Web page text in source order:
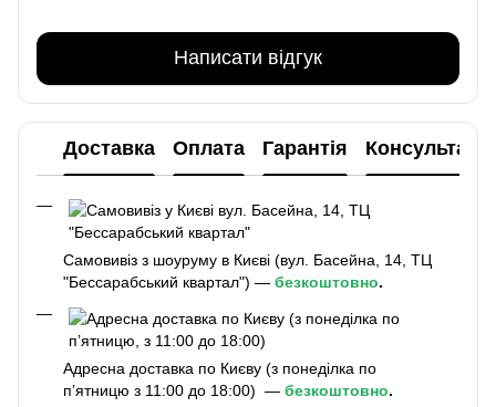
Написати відгук
Доставка Оплата Гарантія Консультація
Самовивіз з шоуруму в Києві (вул. Басейна, 14, ТЦ
"Бессарабський квартал") — безкоштовно.
Адресна доставка по Києву (з понеділка по
п’ятницю з 11:00 до 18:00) — безкоштовно.